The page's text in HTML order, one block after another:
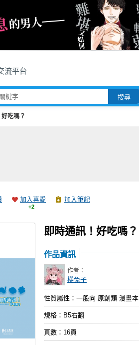
流平台
搜尋
吃嗎？
加入喜愛
+2
加入筆記
即時通訊！好吃嗎？
作品資訊
作者：
櫻兔子
性質屬性：一般向 原創類 漫畫本
規格：B5右翻
頁數：16頁